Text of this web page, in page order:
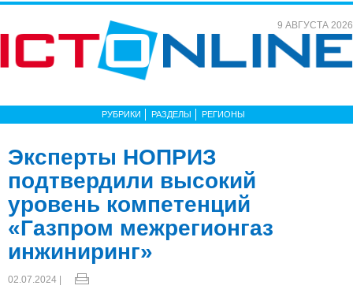
9 АВГУСТА 2026
РУБРИКИ РАЗДЕЛЫ РЕГИОНЫ
Эксперты НОПРИЗ
подтвердили высокий
уровень компетенций
«Газпром межрегионгаз
инжиниринг»
02.07.2024 |